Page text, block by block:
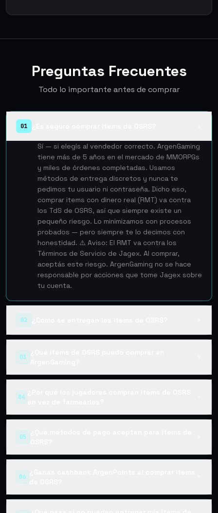
Preguntas Frecuentes
Todo lo importante antes de comprar
01
Sí — si elegís al vendedor correcto. ArgenGaming
tiene más de 5 años en el mercado de MMORPGs
y miles de órdenes completadas. Usamos
métodos de entrega discretos y nunca te
pedimos tu usuario ni contraseña. Dicho eso,
comprar items con dinero real (RMT) va contra
los TdS de OSRS, así que siempre existe un
pequeño riesgo. Lo minimizamos con procesos
probados — pero siempre te lo decimos con
honestidad. ⚠️ Aviso: El RMT va contra los
Términos de Servicio de Jagex. Al comprar,
aceptás este riesgo. ArgenGaming no se hace
responsable por acciones que tome Jagex sobre
tu cuenta.
02
03
¿Qué items de OSRS puedo comprar en
ArgenGaming?
04
¿Por qué los jugadores compran items de OSRS
en vez de farmearlos?
05
¿Qué métodos de pago aceptan para items de
OSRS?
06
¿Ganás cashback ArgenPoints al comprar items
de OSRS?